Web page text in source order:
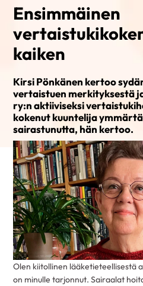
Ensimmäinen
kaiken
Kirsi Pönkänen kertoo
vertaistuen merkityksestä
ry:n aktiiviseksi
kokenut kuuntelija
sairastunutta, hän kertoo.
Olen kiitollinen lääketieteellisestä
on minulle tarjonnut. Sairaalat